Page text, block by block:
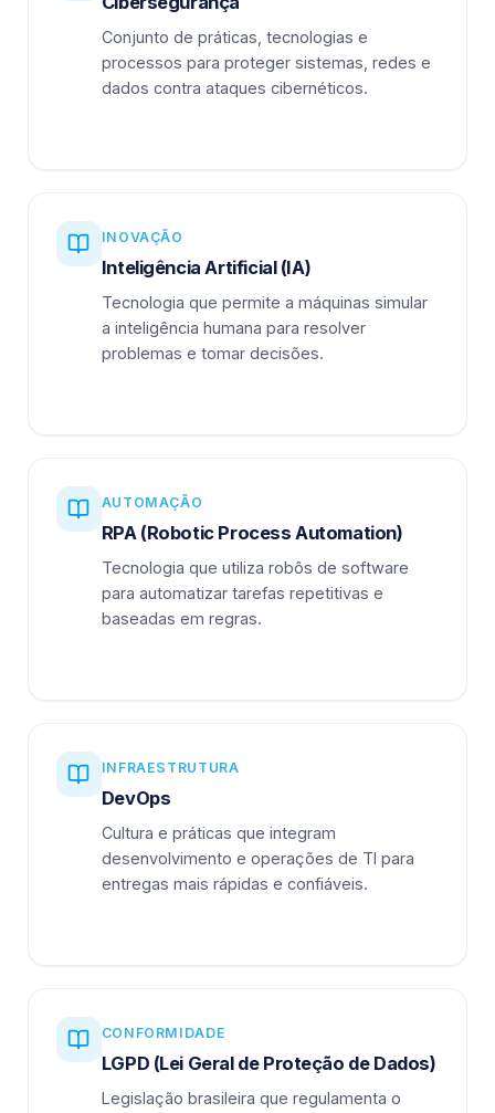
Conjunto de práticas, tecnologias e
processos para proteger sistemas, redes e
dados contra ataques cibernéticos.
INOVAÇÃO
Inteligência Artificial (IA)
Tecnologia que permite a máquinas simular
a inteligência humana para resolver
problemas e tomar decisões.
AUTOMAÇÃO
RPA (Robotic Process Automation)
Tecnologia que utiliza robôs de software
para automatizar tarefas repetitivas e
baseadas em regras.
INFRAESTRUTURA
DevOps
Cultura e práticas que integram
desenvolvimento e operações de TI para
entregas mais rápidas e confiáveis.
CONFORMIDADE
LGPD (Lei Geral de Proteção de Dados)
Legislação brasileira que regulamenta o